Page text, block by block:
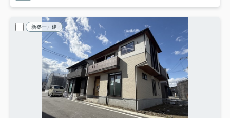
新築一戸建